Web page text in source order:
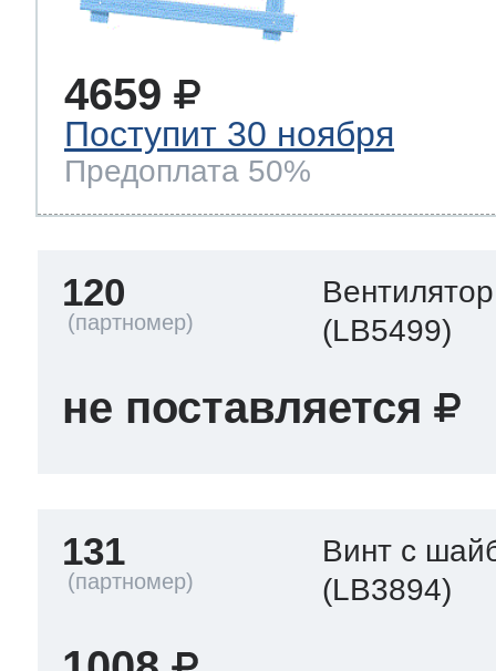
4659
Поступит 30 ноября
Предоплата 50%
120
(LB5499)
не поставляется
131
Винт с
(LB3894)